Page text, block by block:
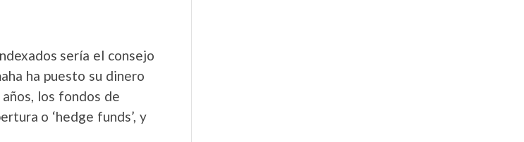
sería el consejo
ha puesto su dinero
los fondos de
o ‘hedge funds’, y